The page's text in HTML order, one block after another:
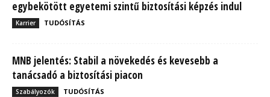
egybekötött egyetemi szintű biztosítási képzés indul
Karrier TUDÓSÍTÁS
MNB jelentés: Stabil a növekedés és kevesebb a
tanácsadó a biztosítási piacon
Szabályozók TUDÓSÍTÁS